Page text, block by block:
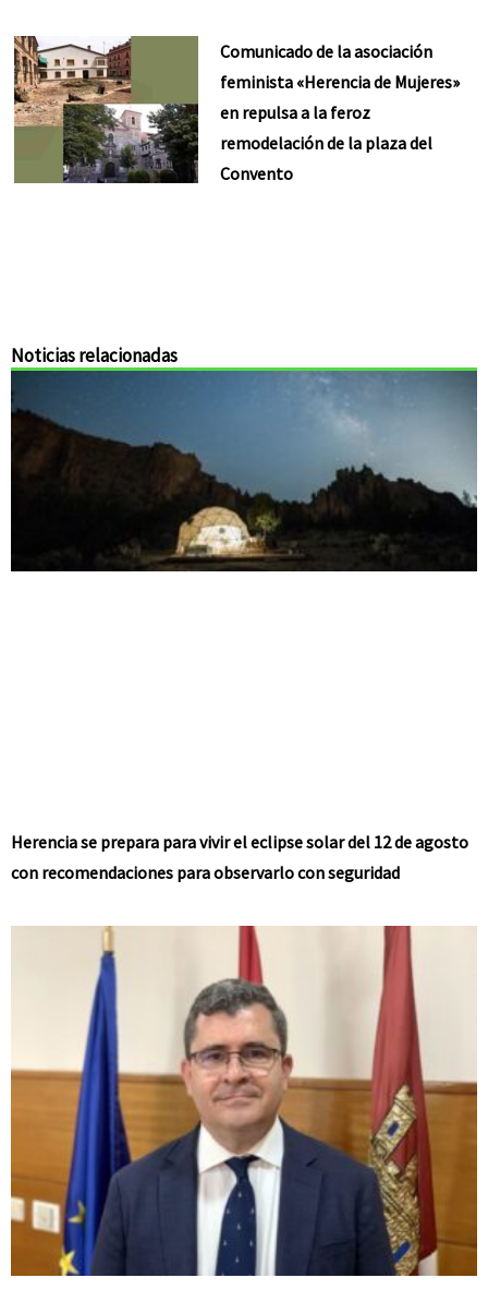
Comunicado de la asociación
feminista «Herencia de Mujeres»
en repulsa a la feroz
remodelación de la plaza del
Convento
Noticias relacionadas
Herencia se prepara para vivir el eclipse solar del 12 de agosto
con recomendaciones para observarlo con seguridad